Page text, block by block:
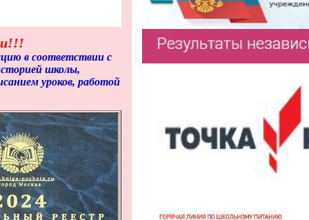
в соответствии с
школы,
уроков, работой